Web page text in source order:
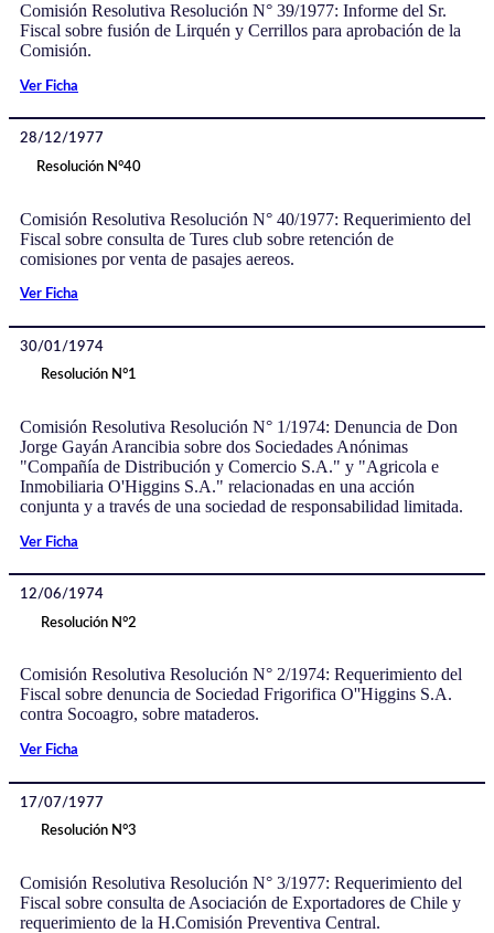
Comisión Resolutiva Resolución N° 39/1977: Informe del Sr.
Fiscal sobre fusión de Lirquén y Cerrillos para aprobación de la
Comisión.
Ver Ficha
28/12/1977
Resolución N°40
Comisión Resolutiva Resolución N° 40/1977: Requerimiento del
Fiscal sobre consulta de Tures club sobre retención de
comisiones por venta de pasajes aereos.
Ver Ficha
30/01/1974
Resolución N°1
Comisión Resolutiva Resolución N° 1/1974: Denuncia de Don
Jorge Gayán Arancibia sobre dos Sociedades Anónimas
"Compañía de Distribución y Comercio S.A." y "Agricola e
Inmobiliaria O'Higgins S.A." relacionadas en una acción
conjunta y a través de una sociedad de responsabilidad limitada.
Ver Ficha
12/06/1974
Resolución N°2
Comisión Resolutiva Resolución N° 2/1974: Requerimiento del
Fiscal sobre denuncia de Sociedad Frigorifica O''Higgins S.A.
contra Socoagro, sobre mataderos.
Ver Ficha
17/07/1977
Resolución N°3
Comisión Resolutiva Resolución N° 3/1977: Requerimiento del
Fiscal sobre consulta de Asociación de Exportadores de Chile y
requerimiento de la H.Comisión Preventiva Central.